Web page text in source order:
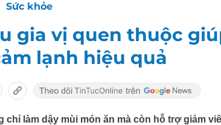
Sức khỏe
gia vị quen thuộc
lạnh hiệu quả
chỉ làm dậy mùi món ăn mà còn hỗ trợ giảm